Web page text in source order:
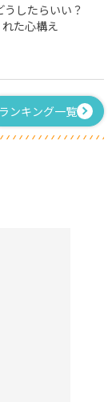
うしたらいい？
た心構え
ランキング一覧